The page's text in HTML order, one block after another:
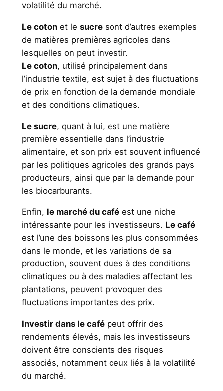
volatilité du marché.
Le cotonet le sucresont d’autres exemples
de matières premières agricoles dans
lesquelles on peut investir.
Le coton, utilisé principalement dans
l’industrie textile, est sujet à des fluctuations
de prix en fonction de la demande mondiale
et des conditions climatiques.
Le sucre, quant à lui, est une matière
première essentielle dans l’industrie
alimentaire, et son prix est souvent influencé
par les politiques agricoles des grands pays
producteurs, ainsi que par la demande pour
les biocarburants.
Enfin, le marché du caféest une niche
intéressante pour les investisseurs. Le café
est l’une des boissons les plus consommées
dans le monde, et les variations de sa
production, souvent dues à des conditions
climatiques ou à des maladies affectant les
plantations, peuvent provoquer des
fluctuations importantes des prix.
Investir dans le cafépeut offrir des
rendements élevés, mais les investisseurs
doivent être conscients des risques
associés, notamment ceux liés à la volatilité
du marché.